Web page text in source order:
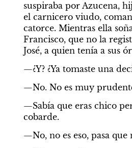
suspiraba por Azucena,
el carnicero viudo,
catorce. Mientras ella
Francisco, que no la
José, a quien tenía a sus
—¿Y? ¿Ya tomaste una
—No. No es muy
—Sabía que eras chico
cobarde.
—No, no es eso, pasa que